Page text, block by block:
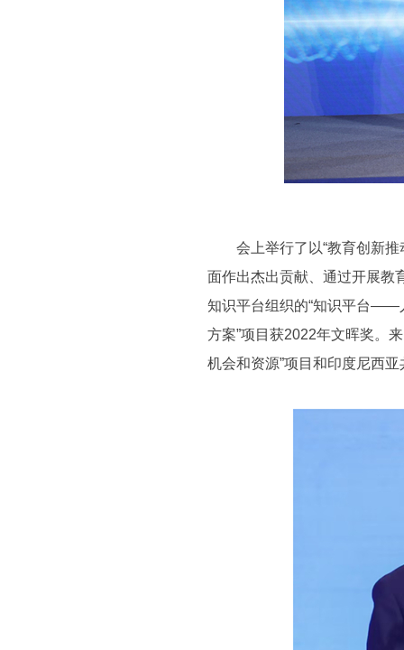
会上举行了以“教育创新推
面作出杰出贡献、通过开展教
知识平台组织的“知识平台——
方案”项目获2022年文晖奖。
机会和资源”项目和印度尼西